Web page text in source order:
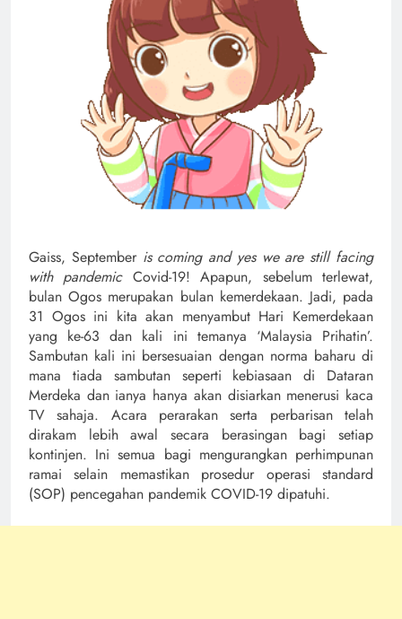
Gaiss, September is coming and yes we are still facing
with pandemicCovid-19! Apapun, sebelum terlewat,
bulan Ogos merupakan bulan kemerdekaan. Jadi, pada
31 Ogos ini kita akan menyambut Hari Kemerdekaan
yang ke-63 dan kali ini temanya ‘Malaysia Prihatin’.
Sambutan kali ini bersesuaian dengan norma baharu di
mana tiada sambutan seperti kebiasaan di Dataran
Merdeka dan ianya hanya akan disiarkan menerusi kaca
TV sahaja. Acara perarakan serta perbarisan telah
dirakam lebih awal secara berasingan bagi setiap
kontinjen. Ini semua bagi mengurangkan perhimpunan
ramai selain memastikan prosedur operasi standard
(SOP) pencegahan pandemik COVID-19 dipatuhi.